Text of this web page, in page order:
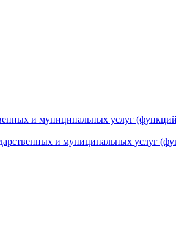
и муниципальных услуг
и муниципальных услуг